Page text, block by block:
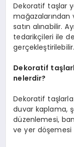
Dekoratif taşlar
satın alınabilir.
tedarikçileri ile
gerçekleştirilebilir.
Dekoratif
nelerdir?
Dekoratif taşlarla
duvar kaplama,
düzenlemesi,
ve yer döşemesi